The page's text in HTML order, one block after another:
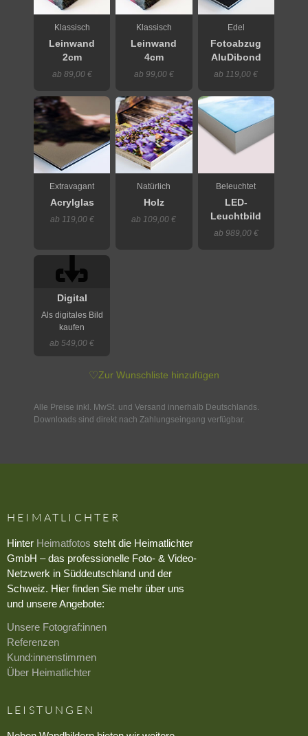
Klassisch
Leinwand
2cm
ab 89,00 €
Klassisch
Leinwand
4cm
ab 99,00 €
Edel
Fotoabzug
AluDibond
ab 119,00 €
Extravagant
Acrylglas
ab 119,00 €
Natürlich
Holz
ab 109,00 €
Beleuchtet
LED-
Leuchtbild
ab 989,00 €
Digital
Als digitales Bild
kaufen
ab 549,00 €
♡Zur Wunschliste hinzufügen
Alle Preise inkl. MwSt. und Versand innerhalb Deutschlands.
Downloads sind direkt nach Zahlungseingang verfügbar.
HEIMATLICHTER
Hinter Heimatfotos steht die Heimatlichter
GmbH – das professionelle Foto- & Video-
Netzwerk in Süddeutschland und der
Schweiz. Hier finden Sie mehr über uns
und unsere Angebote:
Unsere Fotograf:innen
Referenzen
Kund:innenstimmen
Über Heimatlichter
LEISTUNGEN